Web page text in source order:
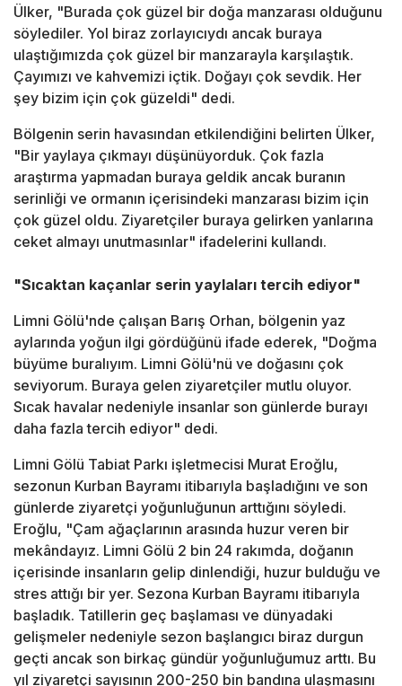
Ülker, "Burada çok güzel bir doğa manzarası olduğunu
söylediler. Yol biraz zorlayıcıydı ancak buraya
ulaştığımızda çok güzel bir manzarayla karşılaştık.
Çayımızı ve kahvemizi içtik. Doğayı çok sevdik. Her
şey bizim için çok güzeldi" dedi.
Bölgenin serin havasından etkilendiğini belirten Ülker,
"Bir yaylaya çıkmayı düşünüyorduk. Çok fazla
araştırma yapmadan buraya geldik ancak buranın
serinliği ve ormanın içerisindeki manzarası bizim için
çok güzel oldu. Ziyaretçiler buraya gelirken yanlarına
ceket almayı unutmasınlar" ifadelerini kullandı.
"Sıcaktan kaçanlar serin yaylaları tercih ediyor"
Limni Gölü'nde çalışan Barış Orhan, bölgenin yaz
aylarında yoğun ilgi gördüğünü ifade ederek, "Doğma
büyüme buralıyım. Limni Gölü'nü ve doğasını çok
seviyorum. Buraya gelen ziyaretçiler mutlu oluyor.
Sıcak havalar nedeniyle insanlar son günlerde burayı
daha fazla tercih ediyor" dedi.
Limni Gölü Tabiat Parkı işletmecisi Murat Eroğlu,
sezonun Kurban Bayramı itibarıyla başladığını ve son
günlerde ziyaretçi yoğunluğunun arttığını söyledi.
Eroğlu, "Çam ağaçlarının arasında huzur veren bir
mekândayız. Limni Gölü 2 bin 24 rakımda, doğanın
içerisinde insanların gelip dinlendiği, huzur bulduğu ve
stres attığı bir yer. Sezona Kurban Bayramı itibarıyla
başladık. Tatillerin geç başlaması ve dünyadaki
gelişmeler nedeniyle sezon başlangıcı biraz durgun
geçti ancak son birkaç gündür yoğunluğumuz arttı. Bu
yıl ziyaretçi sayısının 200-250 bin bandına ulaşmasını